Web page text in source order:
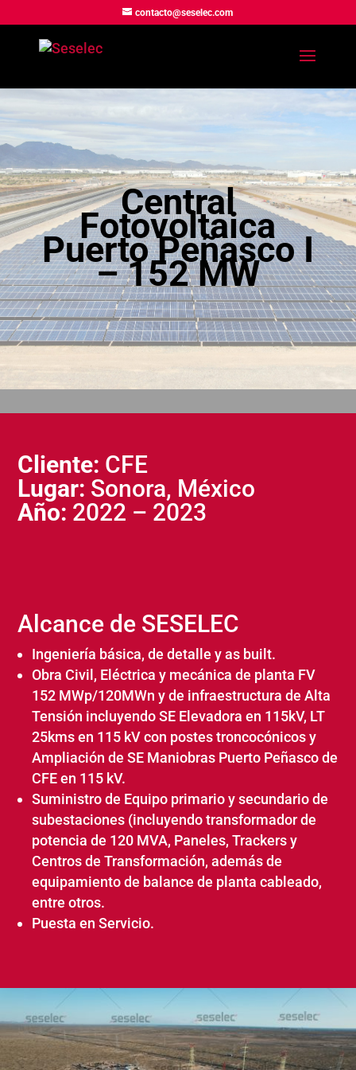
contacto@seselec.com
Central
Fotovoltaica
Puerto Peñasco I
– 152 MW
Cliente: CFE
Lugar: Sonora, México
Año: 2022 – 2023
Alcance de SESELEC
Ingeniería básica, de detalle y as built.
Obra Civil, Eléctrica y mecánica de planta FV
152 MWp/120MWn y de infraestructura de Alta
Tensión incluyendo SE Elevadora en 115kV, LT
25kms en 115 kV con postes troncocónicos y
Ampliación de SE Maniobras Puerto Peñasco de
CFE en 115 kV.
Suministro de Equipo primario y secundario de
subestaciones (incluyendo transformador de
potencia de 120 MVA, Paneles, Trackers y
Centros de Transformación, además de
equipamiento de balance de planta cableado,
entre otros.
Puesta en Servicio.